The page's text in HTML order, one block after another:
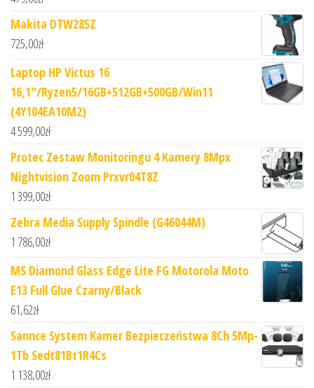
Makita DTW285Z
725,00zł
Laptop HP Victus 16
16,1"/Ryzen5/16GB+512GB+500GB/Win11
(4Y104EA10M2)
4 599,00zł
Protec Zestaw Monitoringu 4 Kamery 8Mpx
Nightvision Zoom Prxvr04T8Z
1 399,00zł
Zebra Media Supply Spindle (G46044M)
1 786,00zł
MS Diamond Glass Edge Lite FG Motorola Moto
E13 Full Glue Czarny/Black
61,62zł
Sannce System Kamer Bezpieczeństwa 8Ch 5Mp-
1Tb Sedt81Bt1R4Cs
1 138,00zł